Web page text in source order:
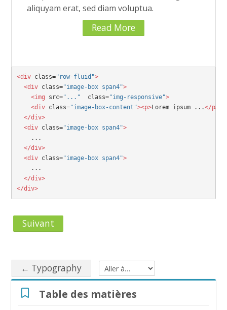
aliquyam erat, sed diam voluptua.
Read More
<div class="row-fluid">
  <div
class="image-box span4">
    <img
src="..."
  class=
"img-responsive">
    <div
class="image-box-content"><p>Lorem ipsum ...</
  </div>
  <div
class="image-box span4">
  </div>
  <div
class="image-box span4">
  </div>
</div>
Suivant
← Typography Aller à…
Table des matières